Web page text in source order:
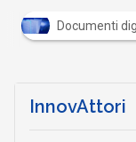
Documenti
InnovAttori